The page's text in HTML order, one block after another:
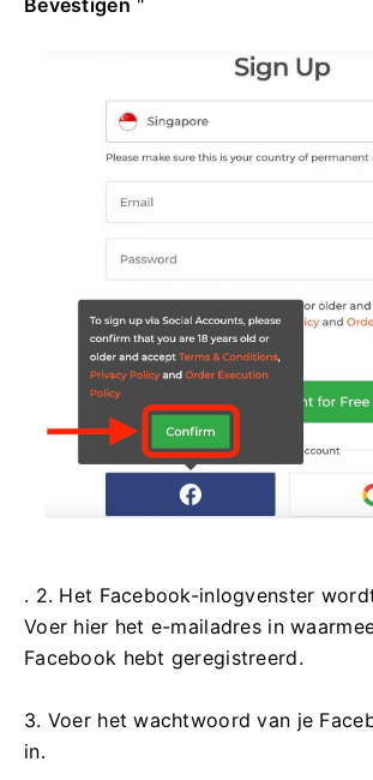
. 2. Het Facebook-inlogvenster
Voer hier het e-mailadres in
Facebook hebt geregistreerd.
3. Voer het wachtwoord van je
in.